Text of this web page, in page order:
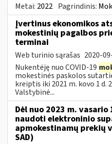
Metai: 2022 Pagrindinis:
Įvertinus ekonomikos
mokestinių pagalbos
terminai
Web turinio sąrašas 2020-
Nukentėję nuo COVID-19
mokestinės paskolos
kreiptis iki 2021 m. kovo 1 d.
Valstybinė...
Dėl nuo 2023 m.
naudoti elektroninio
apmokestinamų prekių
SAD)